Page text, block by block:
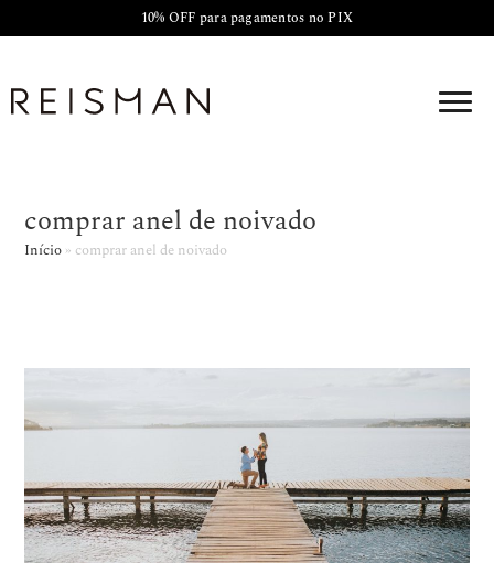
10% OFF para pagamentos no PIX
comprar anel de noivado
Início » comprar anel de noivado